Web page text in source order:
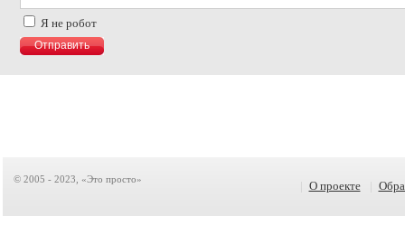
Я не робот
© 2005 - 2023, «Это просто» О проекте